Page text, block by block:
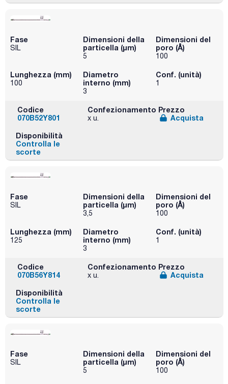
Fase
SIL
Dimensioni della
particella (μm)
5
Dimensioni del
poro (Å)
100
Lunghezza (mm)
100
Diametro
interno (mm)
3
Conf. (unità)
1
Codice
070B52Y801
Confezionamento
x u.
Prezzo
Acquista
Disponibilità
Controlla le
scorte
Fase
SIL
Dimensioni della
particella (μm)
3,5
Dimensioni del
poro (Å)
100
Lunghezza (mm)
125
Diametro
interno (mm)
3
Conf. (unità)
1
Codice
070B56Y814
Confezionamento
x u.
Prezzo
Acquista
Disponibilità
Controlla le
scorte
Fase
SIL
Dimensioni della
particella (μm)
5
Dimensioni del
poro (Å)
100